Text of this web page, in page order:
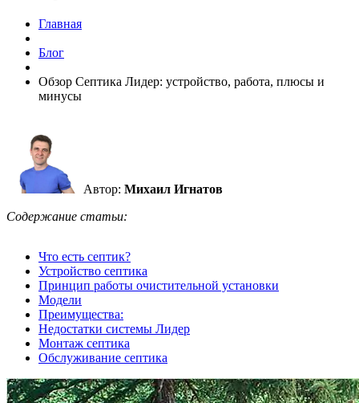
Главная
Блог
Обзор Септика Лидер: устройство, работа, плюсы и
минусы
Автор: Михаил Игнатов
Содержание статьи:
Что есть септик?
Устройство септика
Принцип работы очистительной установки
Модели
Преимущества:
Недостатки системы Лидер
Монтаж септика
Обслуживание септика